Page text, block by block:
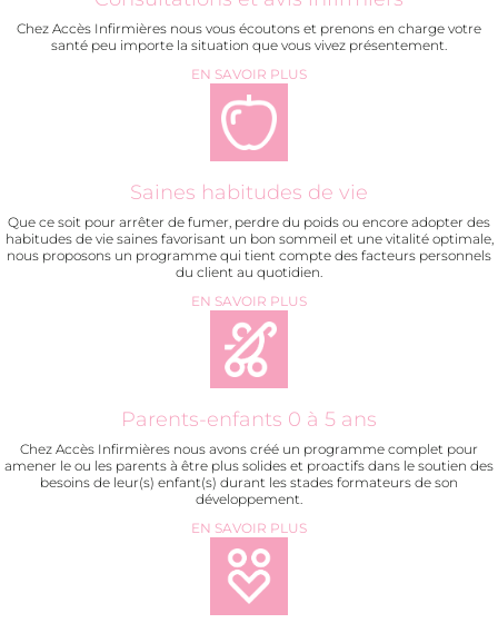
Chez Accès Infirmières nous vous écoutons et prenons en charge votre
santé peu importe la situation que vous vivez présentement.
EN SAVOIR PLUS
Saines habitudes de vie
Que ce soit pour arrêter de fumer, perdre du poids ou encore adopter des
habitudes de vie saines favorisant un bon sommeil et une vitalité optimale,
nous proposons un programme qui tient compte des facteurs personnels
du client au quotidien.
EN SAVOIR PLUS
Parents-enfants 0 à 5 ans
Chez Accès Infirmières nous avons créé un programme complet pour
amener le ou les parents à être plus solides et proactifs dans le soutien des
besoins de leur(s) enfant(s) durant les stades formateurs de son
développement.
EN SAVOIR PLUS